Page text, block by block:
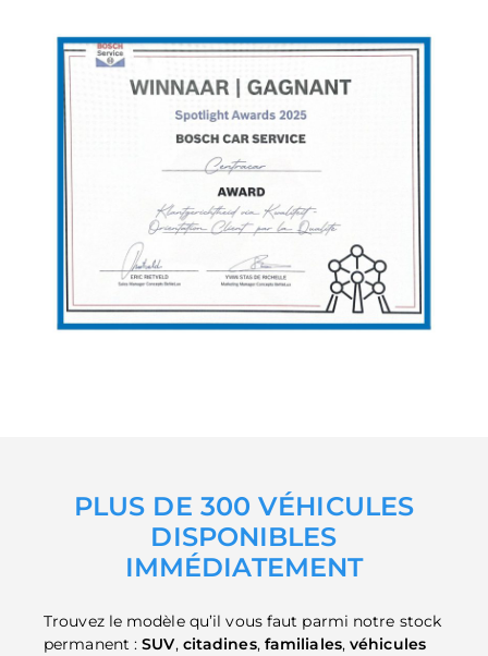
PLUS DE 300 VÉHICULES
DISPONIBLES
IMMÉDIATEMENT
Trouvez le modèle qu’il vous faut parmi notre stock
permanent :SUV, citadines, familiales,véhicules